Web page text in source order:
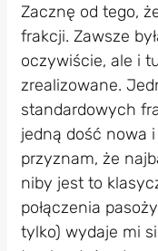
Zacznę od tego,
frakcji. Zawsze
oczywiście, ale i
zrealizowane.
standardowych
jedną dość nowa
przyznam, że
niby jest to
połączenia
tylko) wydaje mi